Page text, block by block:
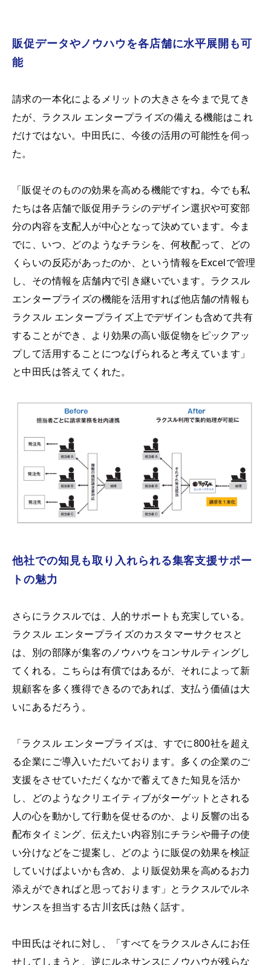
販促データやノウハウを各店舗に水平展開も可
能
請求の一本化によるメリットの大きさを今まで見てき
たが、ラクスル エンタープライズの備える機能はこれ
だけではない。中田氏に、今後の活用の可能性を伺っ
た。
「販促そのものの効果を高める機能ですね。今でも私
たちは各店舗で販促用チラシのデザイン選択や可変部
分の内容を支配人が中心となって決めています。今ま
でに、いつ、どのようなチラシを、何枚配って、どの
くらいの反応があったのか、という情報をExcelで管理
し、その情報を店舗内で引き継いでいます。ラクスル
エンタープライズの機能を活用すれば他店舗の情報も
ラクスル エンタープライズ上でデザインも含めて共有
することができ、より効果の高い販促物をピックアッ
プして活用することにつなげられると考えています」
と中田氏は答えてくれた。
他社での知見も取り入れられる集客支援サポー
トの魅力
さらにラクスルでは、人的サポートも充実している。
ラクスル エンタープライズのカスタマーサクセスと
は、別の部隊が集客のノウハウをコンサルティングし
てくれる。こちらは有償ではあるが、それによって新
規顧客を多く獲得できるのであれば、支払う価値は大
いにあるだろう。
「ラクスル エンタープライズは、すでに800社を超え
る企業にご導入いただいております。多くの企業のご
支援をさせていただくなかで蓄えてきた知見を活か
し、どのようなクリエイティブがターゲットとされる
人の心を動かして行動を促せるのか、より反響の出る
配布タイミング、伝えたい内容別にチラシや冊子の使
い分けなどをご提案し、どのように販促の効果を検証
していけばよいかも含め、より販促効果を高めるお力
添えができればと思っております」とラクスルでルネ
サンスを担当する古川玄氏は熱く話す。
中田氏はそれに対し、「すべてをラクスルさんにお任
せしてしまうと、逆にルネサンスにノウハウが残らな